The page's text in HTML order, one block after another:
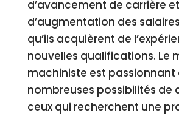
d’avancement de carrière et
d’augmentation des
qu’ils acquièrent de
nouvelles qualifications. Le
machiniste est passionnant
nombreuses possibilités de
ceux qui recherchent une